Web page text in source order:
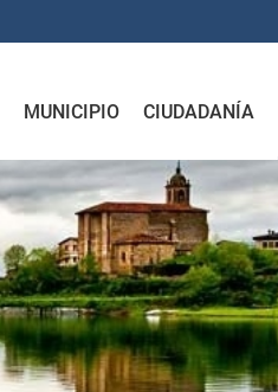
MUNICIPIO CIUDADANÍA